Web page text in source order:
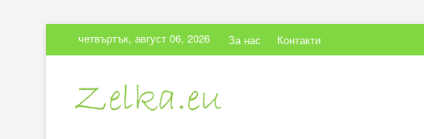
четвъртък, август 06, 2026 За нас Контакти